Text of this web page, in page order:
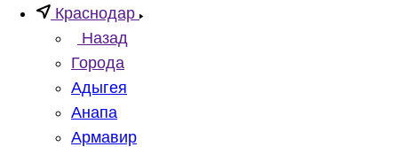
Краснодар
Назад
Города
Адыгея
Анапа
Армавир